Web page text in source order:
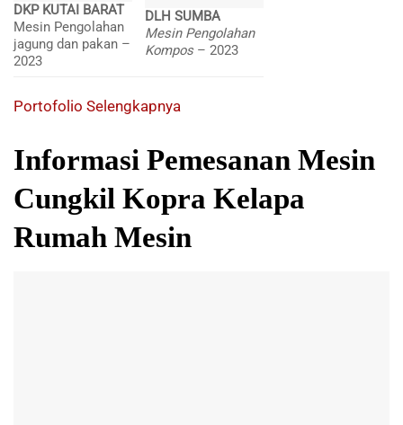
DKP KUTAI BARAT
Mesin Pengolahan
jagung dan pakan –
2023
DLH SUMBA
Mesin Pengolahan
Kompos – 2023
Portofolio Selengkapnya
Informasi Pemesanan Mesin
Cungkil Kopra Kelapa
Rumah Mesin